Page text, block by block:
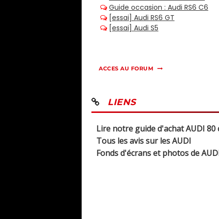
ACCES AU FORUM
LIENS
Lire notre guide d'achat AUDI
Tous les avis sur les AUDI
Fonds d'écrans et photos de